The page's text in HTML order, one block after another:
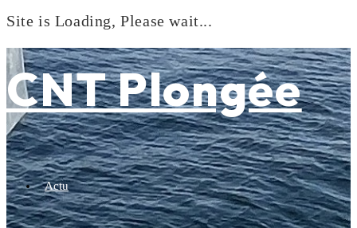
Site is Loading, Please wait...
to
content
CNT Plongée
Actu